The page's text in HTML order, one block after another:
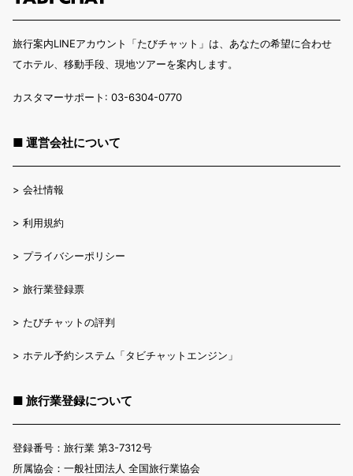
旅行案内LINEアカウント「たびチャット」は、あなたの希望に合わせ
てホテル、移動手段、現地ツアーを案内します。
カスタマーサポート: 03-6304-0770
■ 運営会社について
> 会社情報
> 利用規約
> プライバシーポリシー
> 旅行業登録票
> たびチャットの評判
> ホテル予約システム「タビチャットエンジン」
■ 旅行業登録について
登録番号：旅行業 第3-7312号
所属協会：一般社団法人 全国旅行業協会